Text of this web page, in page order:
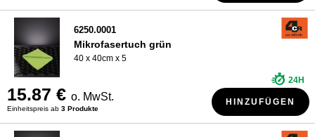
6250.0001
Mikrofasertuch grün
40 x 40cm x 5
15.87 € o. MwSt.
Einheitspreis ab 3 Produkte
24H
HINZUFÜGEN